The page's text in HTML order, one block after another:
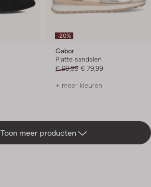
-20%
Gabor
Platte sandalen
€ 99,99 € 79,99
+ meer kleuren
Toon meer producten